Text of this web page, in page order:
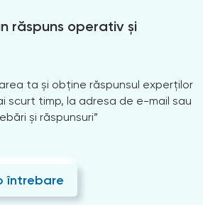
răspuns operativ și
ta și obține răspunsul experților
scurt timp, la adresa de e-mail sau
și răspunsuri”
întrebare